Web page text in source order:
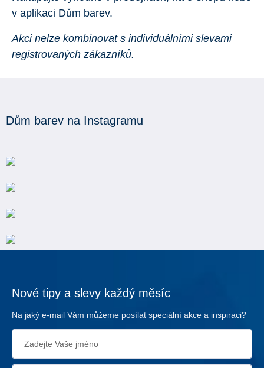
v aplikaci Dům barev.
Akci nelze kombinovat s individuálními slevami
registrovaných zákazníků.
Dům barev na Instagramu
Nové tipy a slevy každý měsíc
Na jaký e-mail Vám můžeme posílat speciální akce a inspiraci?